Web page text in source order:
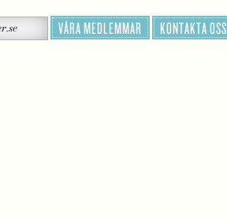
VÅRA MEDLEMMAR KONTAKTA OSS